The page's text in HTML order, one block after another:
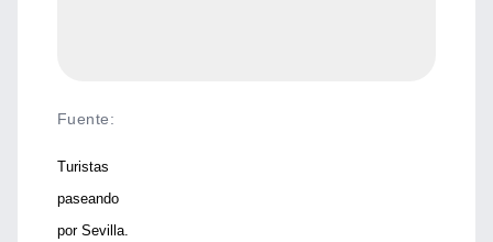
Fuente:
Turistas
paseando
por Sevilla.